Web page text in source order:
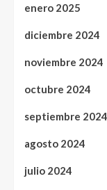
enero 2025
diciembre 2024
noviembre 2024
octubre 2024
septiembre 2024
agosto 2024
julio 2024